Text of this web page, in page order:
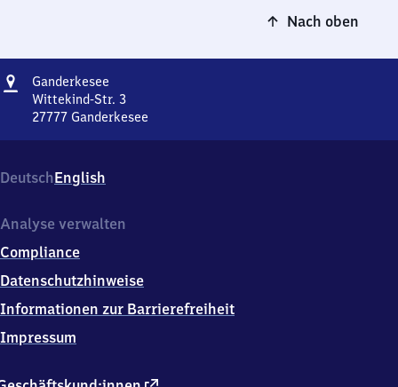
Nach oben
Adresse
Ganderkesee
Wittekind-Str. 3
27777 Ganderkesee
Str.
3,
7
7
7
DeutschEnglish
Analyse verwalten
Compliance
Datenschutzhinweise
Informationen zur Barrierefreiheit
Impressum